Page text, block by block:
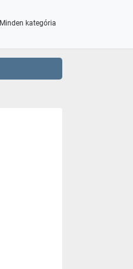
Minden kategória